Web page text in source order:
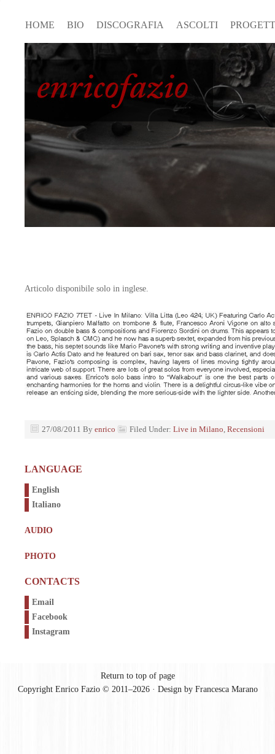
HOME BIO DISCOGRAFIA ASCOLTI
Articolo disponibile solo in inglese.
27/08/2011 By enrico Filed Under: Live in Milano Recensioni
LANGUAGE
English
Italiano
AUDIO
PHOTO
CONTACTS
Email
Facebook
Instagram
Return to top of page
Copyright Enrico Fazio © 2011–2026 · Design by Francesca Marano